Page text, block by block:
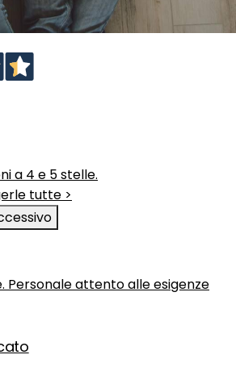
a 4 e 5 stelle.
tutte >
Personale attento alle esigenze